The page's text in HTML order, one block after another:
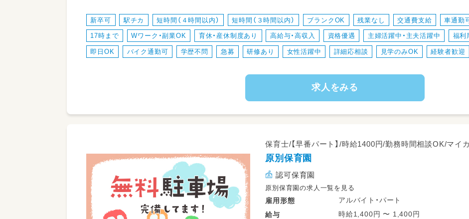
＊ご家庭やプライベートと両立できる環境を整え
＊職員さんが働きやすい環境を園全体で目指し、
新卒可 駅チカ 短時間（４時間以内） 短時間（３時間以内） ブランクOK 残業なし 交通費支給 車通勤
17時まで Wワーク・副業OK 育休・産休制度あり 高給与・高収入 資格優遇 主婦活躍中・主夫活躍中 福利
即日OK バイク通勤可 学歴不問 急募 研修あり 女性活躍中 詳細応相談 見学のみOK 経験者歓迎
求人をみる
保育士/【早番パート】/時給1400円/勤務時間相談OK/マイ
原別保育園
認可保育園
原別保育園の求人一覧を見る
雇用形態
アルバイト・パート
給与
時給1,400円 〜 1,400円